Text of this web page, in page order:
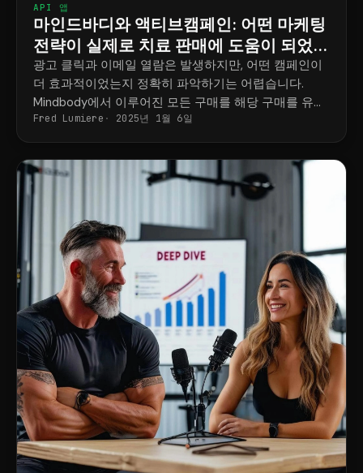
API 앱
마인드바디와 액티브캠페인: 어떤 마케팅
전략이 실제로 치료 판매에 도움이 되었는
지 증명해 보세요
광고 클릭과 이메일 열람은 발생하지만, 어떤 캠페인이
더 효과적이었는지 정확히 파악하기는 어렵습니다.
Mindbody에서 이루어진 모든 구매를 해당 구매를 유도
한 캠페인과 연결하는 방법을 알려드립니다.
Fred Lumiere 2025년 1월 6일